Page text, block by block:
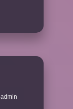
admin